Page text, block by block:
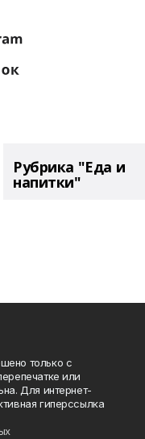
Рубрика "Еда и
напитки"
только с
или
Для интернет-
гиперссылка